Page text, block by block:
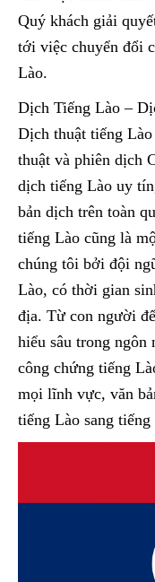
Quý khách giải
tới việc chuyển đổi
Lào.
Dịch Tiếng Lào –
Dịch thuật tiếng
thuật và phiên dịch
dịch tiếng Lào uy
bản dịch trên toàn
tiếng Lào cũng là
chúng tôi bởi đội
Lào, có thời gian
địa. Từ con người
hiểu sâu trong
công chứng tiếng
mọi lĩnh vực, văn
tiếng Lào sang